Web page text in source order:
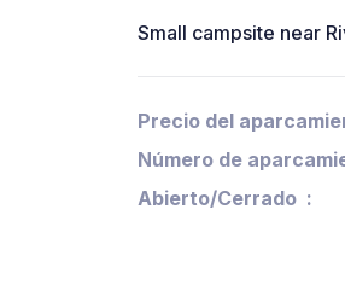
Small campsite near
Precio del
Número de
Abierto/Cerrado